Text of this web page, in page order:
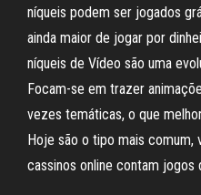
níqueis podem ser jogados
ainda maior de jogar por
níqueis de Vídeo são uma
Focam-se em trazer
vezes temáticas, o que
Hoje são o tipo mais comum,
cassinos online contam jogos